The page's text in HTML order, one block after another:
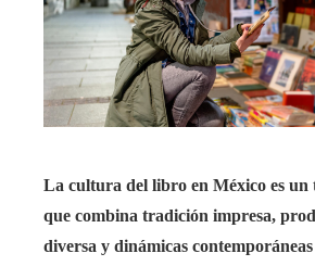
La cultura del libro en México es un
que combina tradición impresa,
diversa y dinámicas